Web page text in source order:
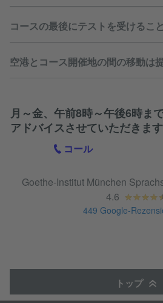
コースの最後にテストを受けるこ
空港とコース開催地の間の移動は
月～金、午前8時～午後6時ま
アドバイスさせていただきます
コール
Goethe-Institut München
4.6
449 Google-
トップ